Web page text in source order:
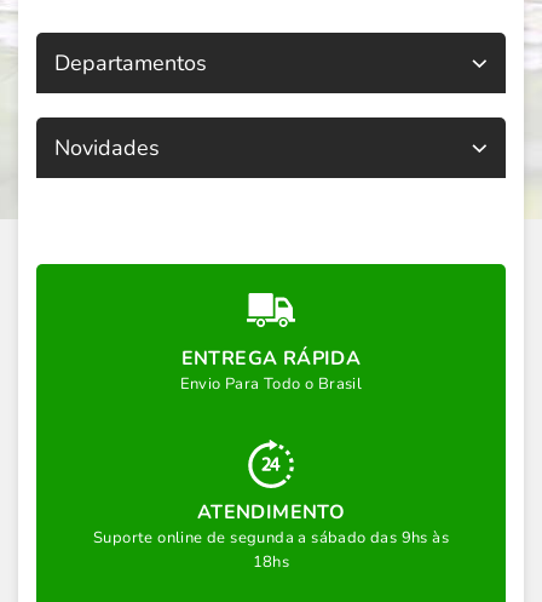
Departamentos
Novidades
ENTREGA RÁPIDA
Envio Para Todo o Brasil
ATENDIMENTO
Suporte online de segunda a sábado das 9hs às
18hs